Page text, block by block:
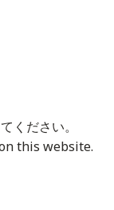
ください。
this website.